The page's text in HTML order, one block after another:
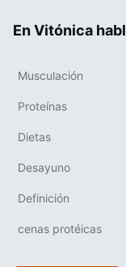
En Vitónica
Musculación
Proteínas
Dietas
Desayuno
Definición
cenas protéicas